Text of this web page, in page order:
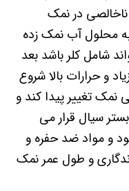
در نمک
محلول آب نمک زده
شامل کلر باشد بعد
و حرارات بالا شروع
نمک تغییر پیدا کند و
سیال قرار می
و مواد ضد حفره و
و طول عمر نمک